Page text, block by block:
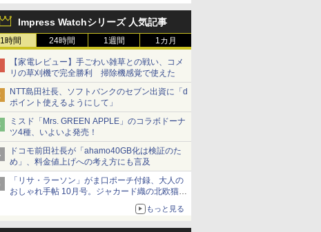
Impress Watchシリーズ 人気記事
1時間 24時間 1週間 1カ月
【家電レビュー】手ごわい雑草との戦い、コメ
リの草刈機で完全勝利 掃除機感覚で使えた
NTT島田社長、ソフトバンクのセブン出資に「d
ポイント使えるようにして」
ミスド「Mrs. GREEN APPLE」のコラボドーナ
ツ4種、いよいよ発売！
ドコモ前田社長が「ahamo40GB化は検証のた
め」、料金値上げへの考え方にも言及
「リサ・ラーソン」がま口ポーチ付録、大人の
おしゃれ手帖 10月号。ジャカード織の北欧猫デ
もっと見る